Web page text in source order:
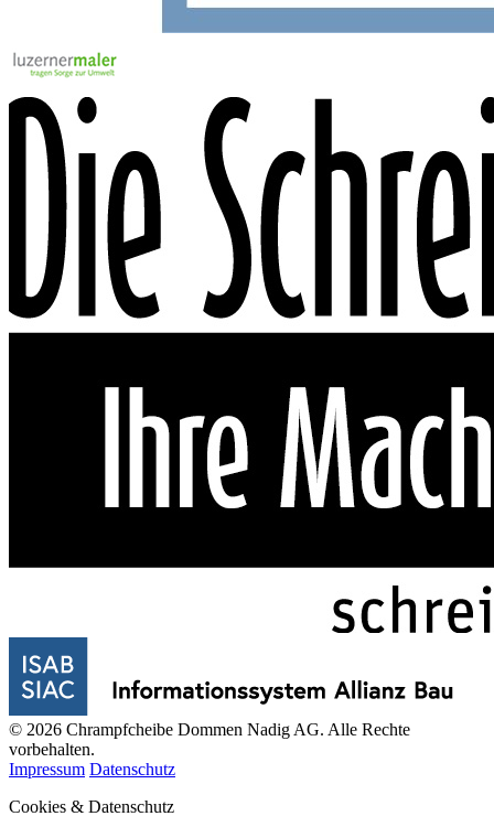
© 2026 Chrampfcheibe Dommen Nadig AG. Alle Rechte
vorbehalten.
Impressum Datenschutz
Cookies & Datenschutz